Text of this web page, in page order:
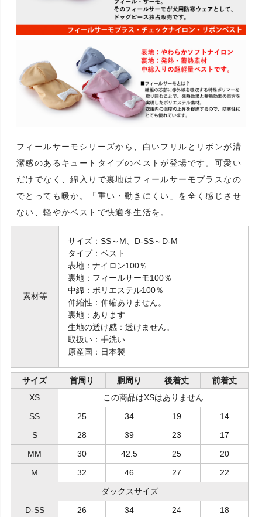
フィールサーモシリーズから、白いフリルとリボンが清
潔感のあるキュートタイプのベストが登場です。可愛い
だけでなく、綿入りで裏地はフィールサーモプラスなの
でとっても暖か。「重い・動きにくい」を全く感じさせ
ない、軽やかベストで快適冬生活を。
素材等
サイズ：SS～M、D-SS～D-M
タイプ：ベスト
表地：ナイロン100％
裏地：フィールサーモ100％
中綿：ポリエステル100％
伸縮性：伸縮ありません。
裏地：あります
生地の透け感：透けません。
取扱い：手洗い
原産国：日本製
サイズ 首周り 胴周り 後着丈
前着丈
XS
この商品はXSはありません
SS
25 34 19
14
S
28 39 23
17
MM
30 42.5 25
20
M
32 46 27
22
ダックスサイズ
D-SS
26 34 24
18